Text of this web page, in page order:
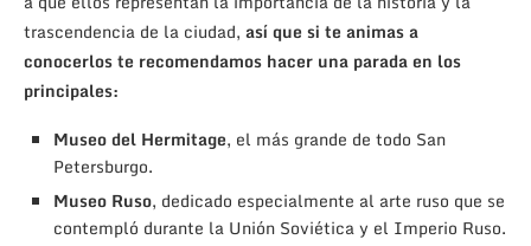
trascendencia de la ciudad, así que si te animas a
conocerlos te recomendamos hacer una parada en los
principales:
Museo del Hermitage, el más grande de todo San
Petersburgo.
Museo Ruso, dedicado especialmente al arte ruso que se
contempló durante la Unión Soviética y el Imperio Ruso.